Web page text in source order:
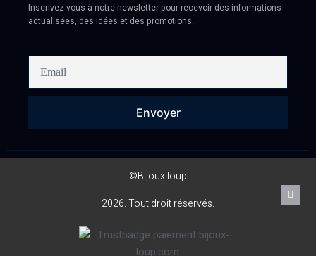
Inscrivez-vous à notre newsletter pour recevoir des informations
actualisées, des idées et des promotions.
Envoyer
©Bijoux loup
2026. Tout droit réservés.